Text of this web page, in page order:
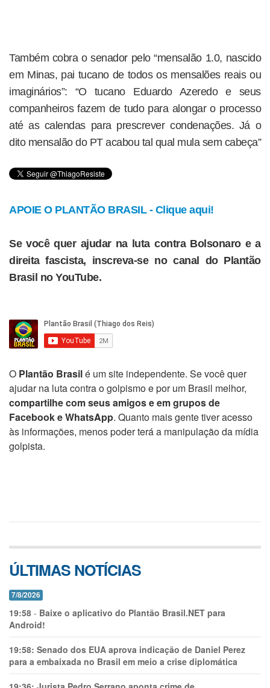
Também cobra o senador pelo “mensalão 1.0, nascido
em Minas, pai tucano de todos os mensalões reais ou
imaginários”: “O tucano Eduardo Azeredo e seus
companheiros fazem de tudo para alongar o processo
até as calendas para prescrever condenações. Já o
dito mensalão do PT acabou tal qual mula sem cabeça”
APOIE O PLANTÃO BRASIL - Clique aqui!
Se você quer ajudar na luta contra Bolsonaro e a
direita fascista, inscreva-se no canal do Plantão
Brasil no YouTube.
O Plantão Brasilé um site independente. Se você quer
ajudar na luta contra o golpismo e por um Brasil melhor,
compartilhe com seus amigos e em grupos de
Facebook e WhatsApp. Quanto mais gente tiver acesso
às informações, menos poder terá a manipulação da mídia
golpista.
ÚLTIMAS NOTÍCIAS
7/8/2026
19:58 - Baixe o aplicativo do Plantão Brasil.NET para
Android!
19:58: Senado dos EUA aprova indicação de Daniel Perez
para a embaixada no Brasil em meio a crise diplomática